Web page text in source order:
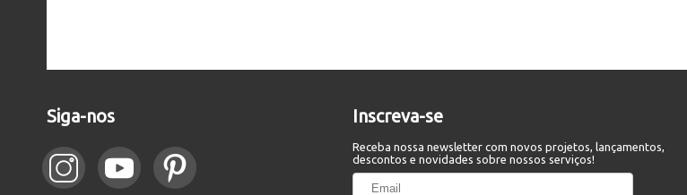
Siga-nos Inscreva-se
Receba nossa newsletter com novos projetos, lançamentos,
descontos e novidades sobre nossos serviços!